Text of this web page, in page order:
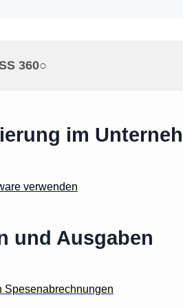
360○
im
verwenden
und Ausgaben
Spesenabrechnungen